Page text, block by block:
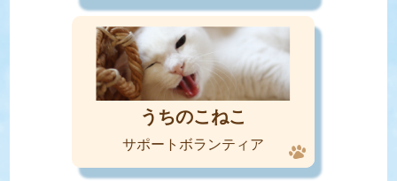
うちのこねこ
サポートボランティア